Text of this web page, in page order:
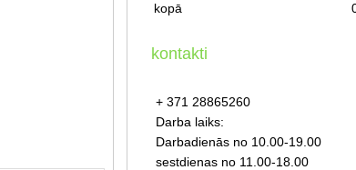
kopā
kontakti
+ 371 28865260
Darba laiks:
Darbadienās no 10.00-19.00
sestdienas no 11.00-18.00